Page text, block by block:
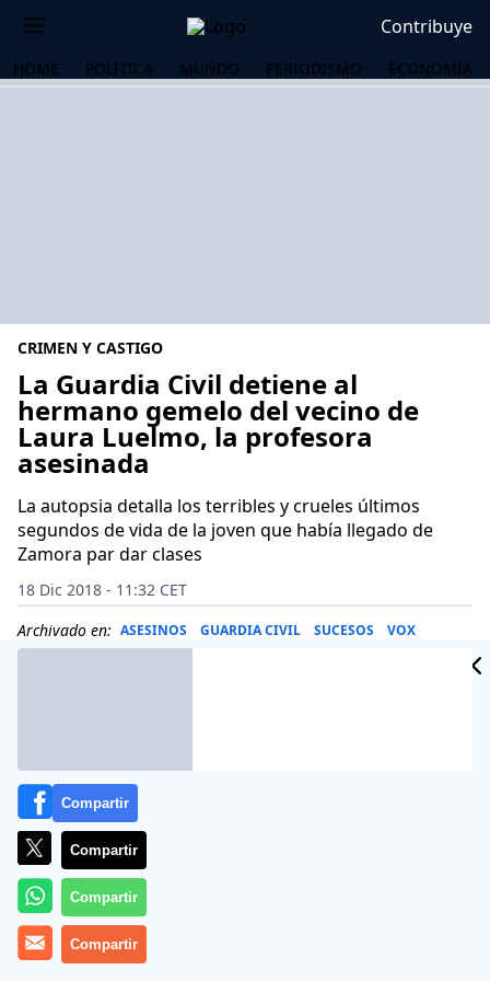
Contribuye
HOME POLÍTICA MUNDO PERIODISMO ECONOMÍA
CRIMEN Y CASTIGO
La Guardia Civil detiene al
hermano gemelo del vecino de
Laura Luelmo, la profesora
asesinada
La autopsia detalla los terribles y crueles últimos
segundos de vida de la joven que había llegado de
Zamora par dar clases
18 Dic 2018 - 11:32 CET
Archivado en: ASESINOS GUARDIA CIVIL SUCESOS VOX
Compartir
Compartir
Compartir
Compartir